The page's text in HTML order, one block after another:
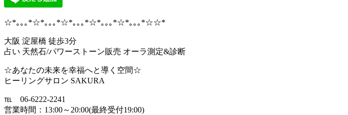
☆*｡｡｡*☆*｡｡｡*☆*｡｡｡*☆*｡｡｡*☆*｡｡｡*☆☆*
大阪 淀屋橋 徒歩3分
占い 天然石/パワーストーン販売 オーラ測定&診断
☆あなたの未来を幸福へと導く空間☆
ヒーリングサロン SAKURA
℡ 06-6222-2241
営業時間：13:00～20:00(最終受付19:00)